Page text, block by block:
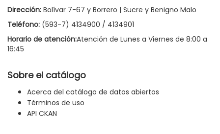
Dirección: Bolívar 7-67 y Borrero | Sucre y Benigno Malo
Teléfono: (593-7) 4134900 / 4134901
Horario de atención:Atención de Lunes a Viernes de 8:00 a
16:45
Sobre el catálogo
Acerca del catálogo de datos abiertos
Términos de uso
API CKAN